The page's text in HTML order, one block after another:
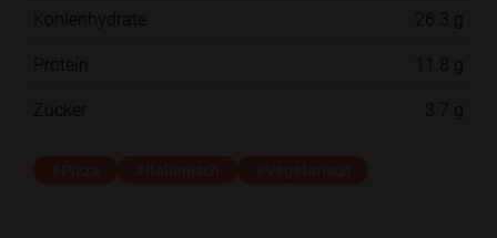
Kohlenhydrate
26.3 g
Protein
11.8 g
Zucker
3.7 g